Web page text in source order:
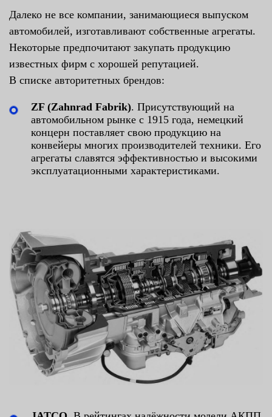
Далеко не все компании, занимающиеся выпуском
автомобилей, изготавливают собственные агрегаты.
Некоторые предпочитают закупать продукцию
известных фирм с хорошей репутацией.
В списке авторитетных брендов:
ZF (Zahnrad Fabrik). Присутствующий на
автомобильном рынке с 1915 года, немецкий
концерн поставляет свою продукцию на
конвейеры многих производителей техники. Его
агрегаты славятся эффективностью и высокими
эксплуатационными характеристиками.